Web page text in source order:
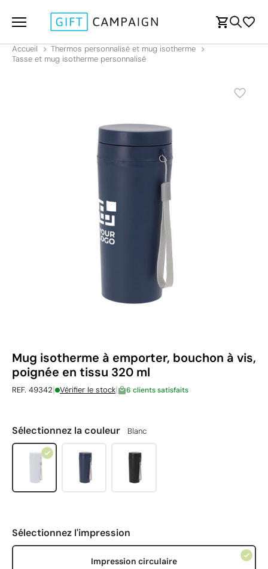
Accueil
Thermos personnalisé et mug isotherme
Tasse et mug isotherme personnalisé
Mug isotherme à emporter, bouchon à vis,
poignée en tissu 320 ml
REF. 49342| Vérifier le stock| 6 clients satisfaits
Sélectionnez la couleur Blanc
Sélectionnez l'impression
Impression circulaire